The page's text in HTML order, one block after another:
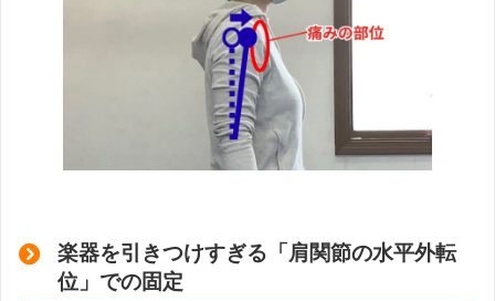
楽器を引きつけすぎる「肩関節の水平外転
位」での固定